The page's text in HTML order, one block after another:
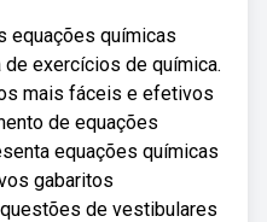
equações químicas
exercícios de química.
mais fáceis e efetivos
de equações
equações químicas
gabaritos
de vestibulares